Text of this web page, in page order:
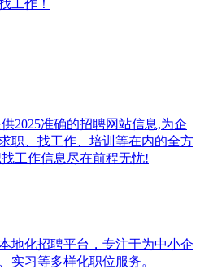
工作！
2025准确的招聘网站信息,为企
职、找工作、培训等在内的全方
工作信息尽在前程无忧!
地化招聘平台，专注于为中小企
实习等多样化职位服务。